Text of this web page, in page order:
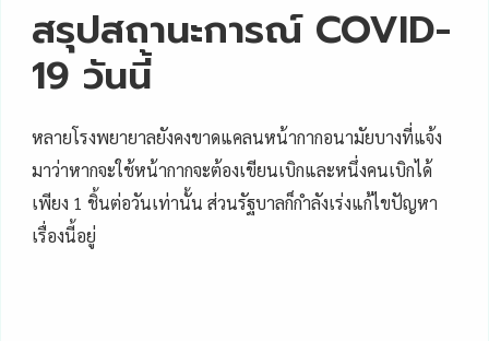
สรุปสถานะการณ์ COVID-
19 วันนี้
หลายโรงพยายาลยังคงขาดแคลนหน้ากากอนามัยบางที่แจ้ง
มาว่าหากจะใช้หน้ากากจะต้องเขียนเบิกและหนึ่งคนเบิกได้
เพียง 1 ชิ้นต่อวันเท่านั้น ส่วนรัฐบาลก็กำลังเร่งแก้ไขปัญหา
เรื่องนี้อยู่